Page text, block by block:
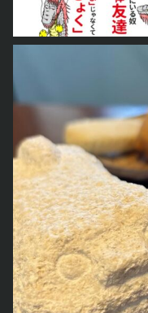
今日で最後になります
くろ